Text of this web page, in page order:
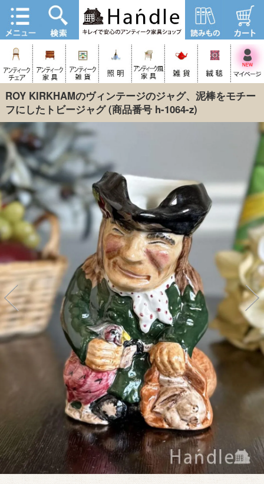
ROY KIRKHAMのヴィンテージのジャグ、泥棒をモチー
フにしたトビージャグ(商品番号 h-1064-z)